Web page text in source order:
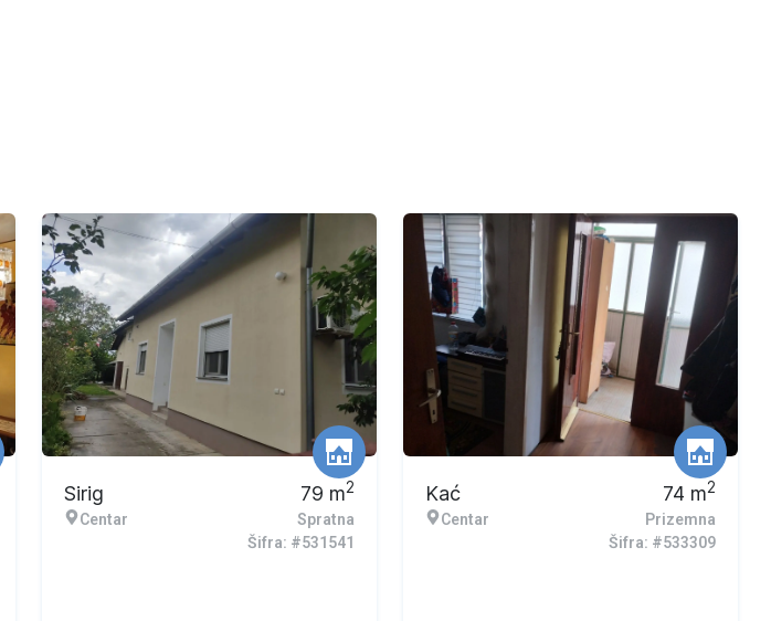
Sirig
Centar
79 m2
Spratna
Šifra: #531541
Kać
Centar
74 m2
Prizemna
Šifra: #533309